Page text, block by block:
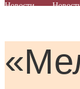
Новости